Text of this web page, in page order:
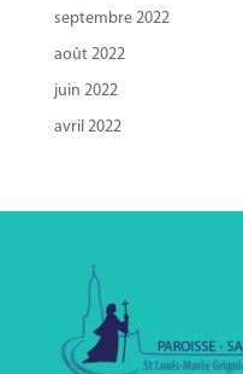
septembre 2022
août 2022
juin 2022
avril 2022